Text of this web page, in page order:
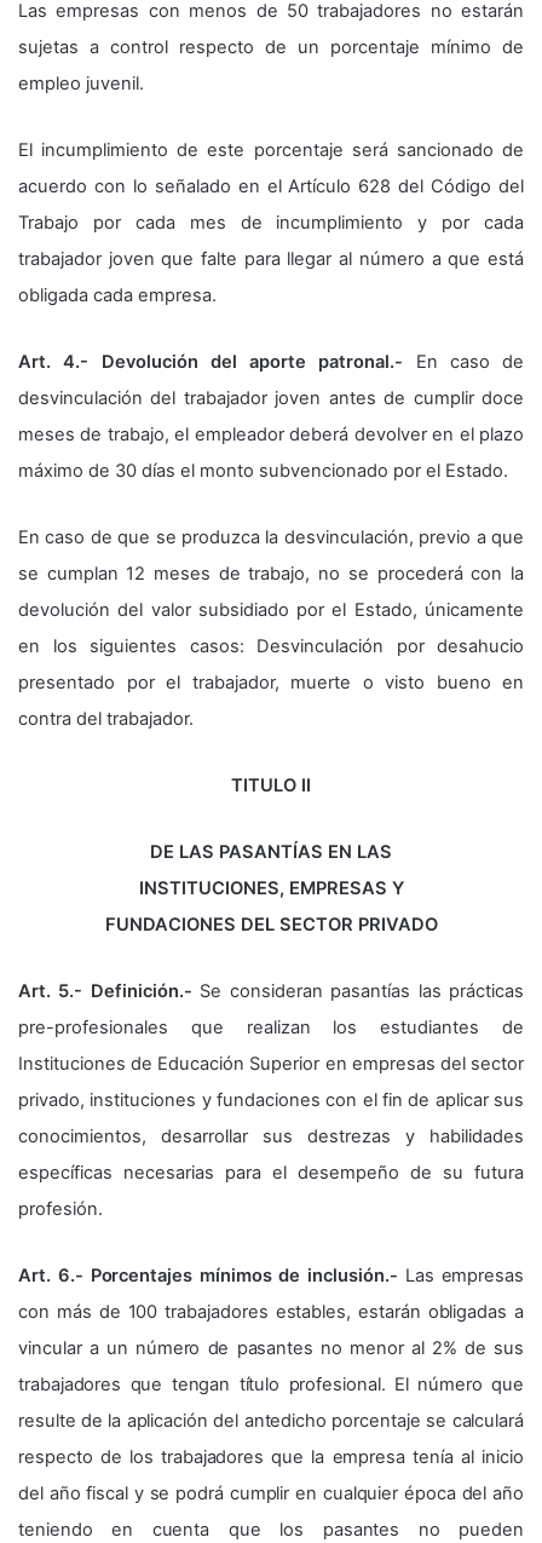
Las empresas con menos de 50 trabajadores no estarán
sujetas a control respecto de un porcentaje mínimo de
empleo juvenil.
El incumplimiento de este porcentaje será sancionado de
acuerdo con lo señalado en el Artículo 628 del Código del
Trabajo por cada mes de incumplimiento y por cada
trabajador joven que falte para llegar al número a que está
obligada cada empresa.
Art. 4.- Devolución del aporte patronal.- En caso de
desvinculación del trabajador joven antes de cumplir doce
meses de trabajo, el empleador deberá devolver en el plazo
máximo de 30 días el monto subvencionado por el Estado.
En caso de que se produzca la desvinculación, previo a que
se cumplan 12 meses de trabajo, no se procederá con la
devolución del valor subsidiado por el Estado, únicamente
en los siguientes casos: Desvinculación por desahucio
presentado por el trabajador, muerte o visto bueno en
contra del trabajador.
TITULO II
DE LAS PASANTÍAS EN LAS
INSTITUCIONES, EMPRESAS Y
FUNDACIONES DEL SECTOR PRIVADO
Art. 5.- Definición.- Se consideran pasantías las prácticas
pre-profesionales que realizan los estudiantes de
Instituciones de Educación Superior en empresas del sector
privado, instituciones y fundaciones con el fin de aplicar sus
conocimientos, desarrollar sus destrezas y habilidades
específicas necesarias para el desempeño de su futura
profesión.
Art. 6.- Porcentajes mínimos de inclusión.- Las empresas
con más de 100 trabajadores estables, estarán obligadas a
vincular a un número de pasantes no menor al 2% de sus
trabajadores que tengan título profesional. El número que
resulte de la aplicación del antedicho porcentaje se calculará
respecto de los trabajadores que la empresa tenía al inicio
del año fiscal y se podrá cumplir en cualquier época del año
teniendo en cuenta que los pasantes no pueden